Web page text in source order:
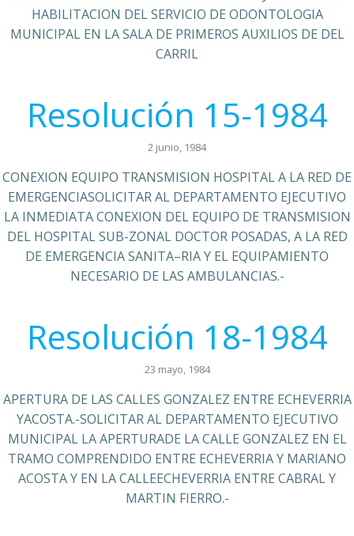
HABILITACION DEL SERVICIO DE ODONTOLOGIA
MUNICIPAL EN LA SALA DE PRIMEROS AUXILIOS DE DEL
CARRIL
Resolución 15-1984
2 junio, 1984
CONEXION EQUIPO TRANSMISION HOSPITAL A LA RED DE
EMERGENCIASOLICITAR AL DEPARTAMENTO EJECUTIVO
LA INMEDIATA CONEXION DEL EQUIPO DE TRANSMISION
DEL HOSPITAL SUB-ZONAL DOCTOR POSADAS, A LA RED
DE EMERGENCIA SANITA–RIA Y EL EQUIPAMIENTO
NECESARIO DE LAS AMBULANCIAS.-
Resolución 18-1984
23 mayo, 1984
APERTURA DE LAS CALLES GONZALEZ ENTRE ECHEVERRIA
YACOSTA.-SOLICITAR AL DEPARTAMENTO EJECUTIVO
MUNICIPAL LA APERTURADE LA CALLE GONZALEZ EN EL
TRAMO COMPRENDIDO ENTRE ECHEVERRIA Y MARIANO
ACOSTA Y EN LA CALLEECHEVERRIA ENTRE CABRAL Y
MARTIN FIERRO.-